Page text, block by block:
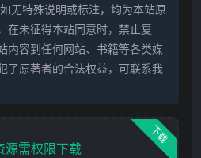
无特殊说明或标注，均为本站原
在未征得本站同意时，禁止复
内容到任何网站、书籍等各类媒
了原著者的合法权益，可联系我
下载
源需权限下载